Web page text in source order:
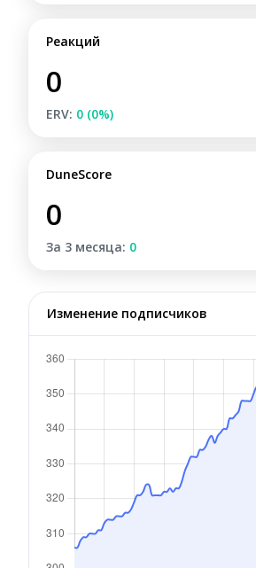
Реакций
0
ERV: 0 (0%)
DuneScore
0
За 3 месяца: 0
Изменение подписчиков